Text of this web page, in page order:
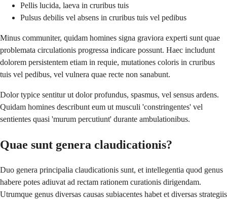
Pellis lucida, laeva in cruribus tuis
Pulsus debilis vel absens in cruribus tuis vel pedibus
Minus communiter, quidam homines signa graviora experti sunt quae
problemata circulationis progressa indicare possunt. Haec includunt
dolorem persistentem etiam in requie, mutationes coloris in cruribus
tuis vel pedibus, vel vulnera quae recte non sanabunt.
Dolor typice sentitur ut dolor profundus, spasmus, vel sensus ardens.
Quidam homines describunt eum ut musculi 'constringentes' vel
sentientes quasi 'murum percutiunt' durante ambulationibus.
Quae sunt genera claudicationis?
Duo genera principalia claudicationis sunt, et intellegentia quod genus
habere potes adiuvat ad rectam rationem curationis dirigendam.
Utrumque genus diversas causas subiacentes habet et diversas strategiis